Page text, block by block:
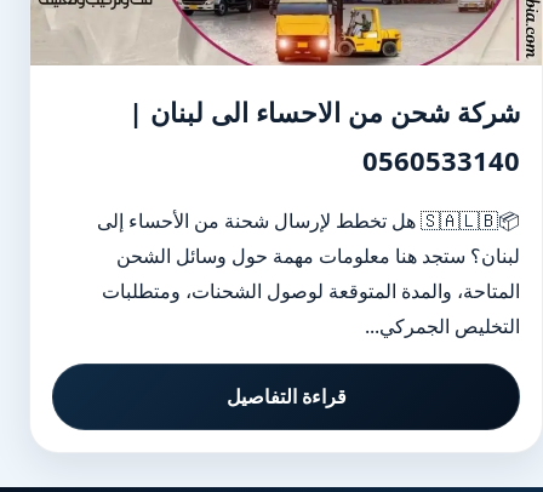
شركة شحن من الاحساء الى لبنان |
0560533140
📦🇸🇦🇱🇧 هل تخطط لإرسال شحنة من الأحساء إلى
لبنان؟ ستجد هنا معلومات مهمة حول وسائل الشحن
المتاحة، والمدة المتوقعة لوصول الشحنات، ومتطلبات
التخليص الجمركي...
قراءة التفاصيل